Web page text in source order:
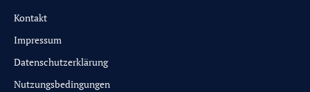
Kontakt
Impressum
Datenschutzerklärung
Nutzungsbedingungen